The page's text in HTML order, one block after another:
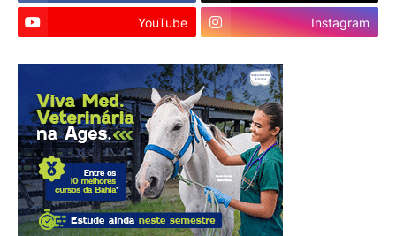
YouTube Instagram